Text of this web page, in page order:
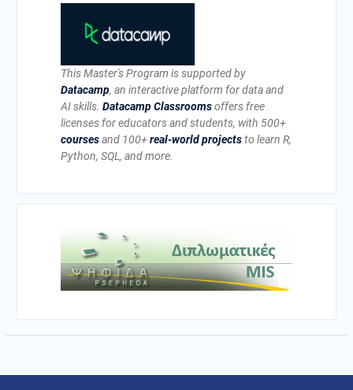
This Master's Program is supported by
Datacamp, an interactive platform for data and
AI skills. Datacamp Classroomsoffers free
licenses for educators and students, with 500+
coursesand 100+real-world projectsto learn R,
Python, SQL, and more.